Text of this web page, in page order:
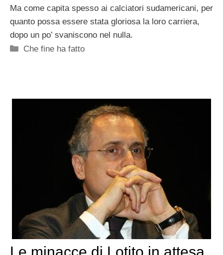
Ma come capita spesso ai calciatori sudamericani, per
quanto possa essere stata gloriosa la loro carriera,
dopo un po’ svaniscono nel nulla.
Categorie
Che fine ha fatto
Le minacce di Lotito in attesa